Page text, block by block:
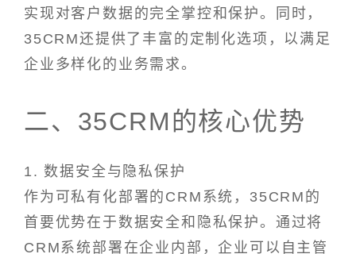
实现对客户数据的完全掌控和保护。同时，
35CRM还提供了丰富的定制化选项，以满足
企业多样化的业务需求。
二、35CRM的核心优势
1. 数据安全与隐私保护
作为可私有化部署的CRM系统，35CRM的
首要优势在于数据安全和隐私保护。通过将
CRM系统部署在企业内部，企业可以自主管